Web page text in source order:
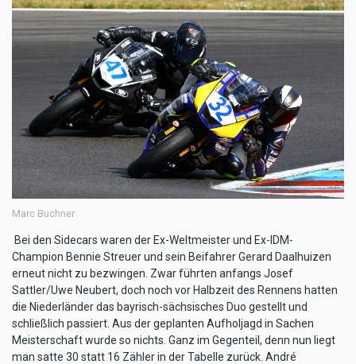
Marc Buchner
Bei den Sidecars waren der Ex-Weltmeister und Ex-IDM-
Champion Bennie Streuer und sein Beifahrer Gerard Daalhuizen
erneut nicht zu bezwingen. Zwar führten anfangs Josef
Sattler/Uwe Neubert, doch noch vor Halbzeit des Rennens hatten
die Niederländer das bayrisch-sächsisches Duo gestellt und
schließlich passiert. Aus der geplanten Aufholjagd in Sachen
Meisterschaft wurde so nichts. Ganz im Gegenteil, denn nun liegt
man satte 30 statt 16 Zähler in der Tabelle zurück. André